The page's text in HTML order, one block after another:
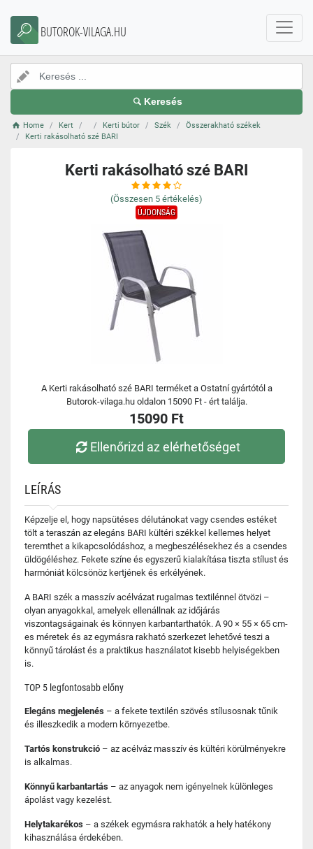
BUTOROK-VILAGA.HU
Keresés
Home Kert Kerti bútor Szék
Összerakható székek
Kerti rakásolható szé BARI
Kerti rakásolható szé BARI
(Összesen 5 értékelés)
ÚJDONSÁG
A Kerti rakásolható szé BARI terméket a Ostatní gyártótól a
Butorok-vilaga.hu oldalon 15090 Ft - ért találja.
15090 Ft
Ellenőrizd az elérhetőséget
LEÍRÁS
Képzelje el, hogy napsütéses délutánokat vagy csendes estéket
tölt a teraszán az elegáns BARI kültéri székkel kellemes helyet
teremthet a kikapcsolódáshoz, a megbeszélésekhez és a csendes
üldögéléshez. Fekete színe és egyszerű kialakítása tiszta stílust és
harmóniát kölcsönöz kertjének és erkélyének.
A BARI szék a masszív acélvázat rugalmas textilénnel ötvözi –
olyan anyagokkal, amelyek ellenállnak az időjárás
viszontagságainak és könnyen karbantarthatók. A 90 × 55 × 65 cm-
es méretek és az egymásra rakható szerkezet lehetővé teszi a
könnyű tárolást és a praktikus használatot kisebb helyiségekben
is.
TOP 5 legfontosabb előny
Elegáns megjelenés – a fekete textilén szövés stílusosnak tűnik
és illeszkedik a modern környezetbe.
Tartós konstrukció – az acélváz masszív és kültéri körülményekre
is alkalmas.
Könnyű karbantartás – az anyagok nem igényelnek különleges
ápolást vagy kezelést.
Helytakarékos – a székek egymásra rakhatók a hely hatékony
kihasználása érdekében.